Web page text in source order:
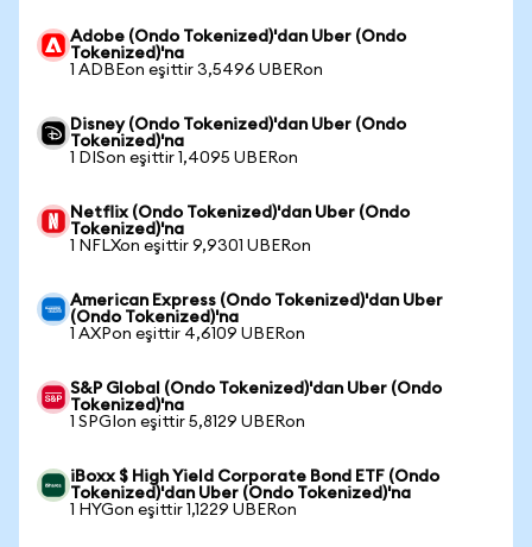
Adobe (Ondo Tokenized)'dan Uber (Ondo
Tokenized)'na
1 ADBEon eşittir 3,5496 UBERon
Disney (Ondo Tokenized)'dan Uber (Ondo
Tokenized)'na
1 DISon eşittir 1,4095 UBERon
Netflix (Ondo Tokenized)'dan Uber (Ondo
Tokenized)'na
1 NFLXon eşittir 9,9301 UBERon
American Express (Ondo Tokenized)'dan Uber
(Ondo Tokenized)'na
1 AXPon eşittir 4,6109 UBERon
S&P Global (Ondo Tokenized)'dan Uber (Ondo
Tokenized)'na
1 SPGIon eşittir 5,8129 UBERon
iBoxx $ High Yield Corporate Bond ETF (Ondo
Tokenized)'dan Uber (Ondo Tokenized)'na
1 HYGon eşittir 1,1229 UBERon